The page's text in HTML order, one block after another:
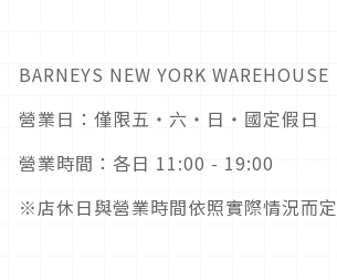
BARNEYS NEW YORK WAREHOUSE
營業日：僅限五・六・日・國定假日
營業時間：各日 11:00 - 19:00
※店休日與營業時間依照實際情況而定